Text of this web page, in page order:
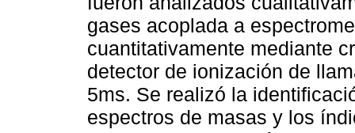
gases acoplada a
cuantitativamente mediante
detector de ionización de
5ms. Se realizó la
espectros de masas y los